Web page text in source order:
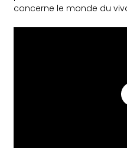
concerne le monde du